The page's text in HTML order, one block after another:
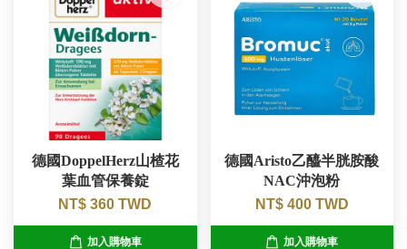
德國DoppelHerz山楂花
葉血管保養錠
NT$ 360 TWD
加入購物車
德國Aristo乙醯半胱胺酸
NAC沖泡粉
NT$ 400 TWD
加入購物車